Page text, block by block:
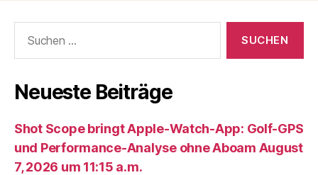
nach:
Neueste Beiträge
Shot Scope bringt Apple-Watch-App: Golf-GPS
und Performance-Analyse ohne Aboam August
7, 2026 um 11:15 a.m.